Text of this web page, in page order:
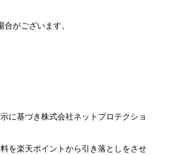
がございます。
に基づき株式会社ネットプロテクショ
を楽天ポイントから引き落としをさせ